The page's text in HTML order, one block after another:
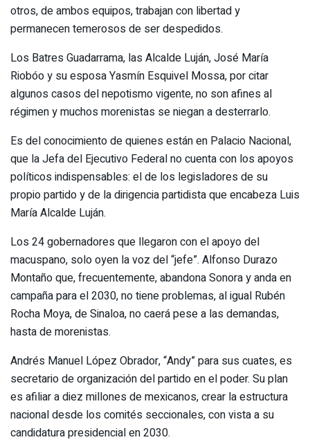
otros, de ambos equipos, trabajan con libertad y
permanecen temerosos de ser despedidos.
Los Batres Guadarrama, las Alcalde Luján, José María
Riobóo y su esposa Yasmín Esquivel Mossa, por citar
algunos casos del nepotismo vigente, no son afines al
régimen y muchos morenistas se niegan a desterrarlo.
Es del conocimiento de quienes están en Palacio Nacional,
que la Jefa del Ejecutivo Federal no cuenta con los apoyos
políticos indispensables: el de los legisladores de su
propio partido y de la dirigencia partidista que encabeza Luis
María Alcalde Luján.
Los 24 gobernadores que llegaron con el apoyo del
macuspano, solo oyen la voz del “jefe”. Alfonso Durazo
Montaño que, frecuentemente, abandona Sonora y anda en
campaña para el 2030, no tiene problemas, al igual Rubén
Rocha Moya, de Sinaloa, no caerá pese a las demandas,
hasta de morenistas.
Andrés Manuel López Obrador, “Andy” para sus cuates, es
secretario de organización del partido en el poder. Su plan
es afiliar a diez millones de mexicanos, crear la estructura
nacional desde los comités seccionales, con vista a su
candidatura presidencial en 2030.